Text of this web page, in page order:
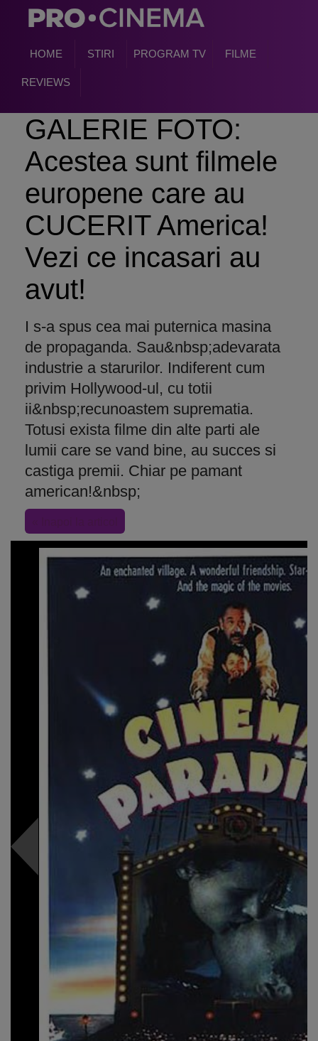
HOME STIRI PROGRAM TV FILME
REVIEWS
GALERIE FOTO:
Acestea sunt filmele
europene care au
CUCERIT America!
Vezi ce incasari au
avut!
I s-a spus cea mai puternica masina
de propaganda. Sau&nbsp;adevarata
industrie a starurilor. Indiferent cum
privim Hollywood-ul, cu totii
ii&nbsp;recunoastem suprematia.
Totusi exista filme din alte parti ale
lumii care se vand bine, au succes si
castiga premii. Chiar pe pamant
american!&nbsp;